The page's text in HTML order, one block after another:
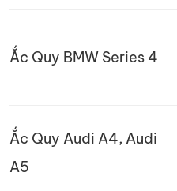
Ắc Quy BMW Series 4
Ắc Quy Audi A4, Audi
A5